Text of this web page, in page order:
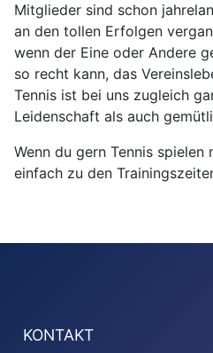
Mitglieder sind schon
an den tollen Erfolgen
wenn der Eine oder Andere
so recht kann, das
Tennis ist bei uns zugleich
Leidenschaft als auch
Wenn du gern Tennis
einfach zu den
KONTAKT